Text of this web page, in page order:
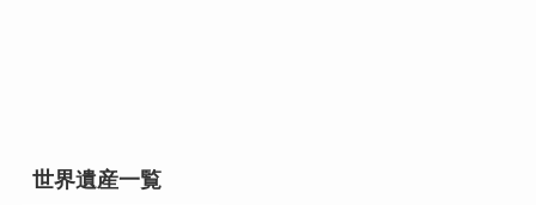
世界遺産一覧